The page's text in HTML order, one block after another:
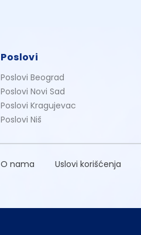
Poslovi
Poslovi Beograd
Poslovi Novi Sad
Poslovi Kragujevac
Poslovi Niš
O nama Uslovi korišćenja